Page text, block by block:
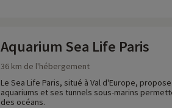
Aquarium Sea Life Paris
36 km de l'hébergement
Le Sea Life Paris, situé à Val d'Europe,
aquariums et ses tunnels sous-marins
des océans.